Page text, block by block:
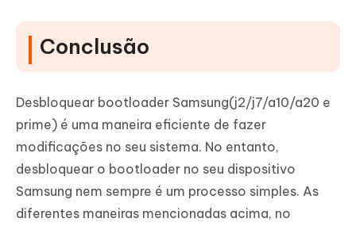
Conclusão
Desbloquear bootloader Samsung(j2/j7/a10/a20 e
prime) é uma maneira eficiente de fazer
modificações no seu sistema. No entanto,
desbloquear o bootloader no seu dispositivo
Samsung nem sempre é um processo simples. As
diferentes maneiras mencionadas acima, no